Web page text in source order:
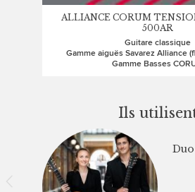
ALLIANCE CORUM
500AR
Guitare classique
Gamme aiguës Savarez Alliance
Gamme Basses
Ils